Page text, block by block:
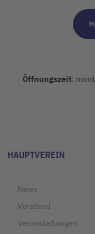
Öffnungszeit:
HAUPTVEREIN
News
Vorstand
Veranstaltungen